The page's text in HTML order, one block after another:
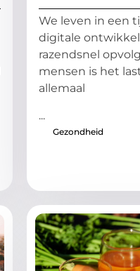
We leven in een
digitale
razendsnel
mensen is het
allemaal
...
Gezondheid